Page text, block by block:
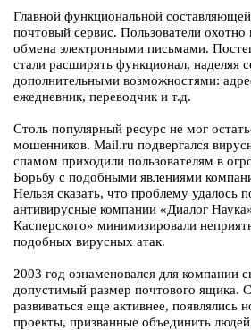
Главной функциональной составляющей
почтовый сервис. Пользователи охотно
обмена электронными письмами.
стали расширять функционал, наделяя
дополнительными возможностями:
ежедневник, переводчик и т.д.
Столь популярный ресурс не мог
мошенников. Mail.ru подвергался
спамом приходили пользователям в
Борьбу с подобными явлениями
Нельзя сказать, что проблему удалось
антивирусные компании «Диалог
Касперского» минимизировали
подобных вирусных атак.
2003 год ознаменовался для компании
допустимый размер почтового ящика.
развиваться еще активнее, появлялись
проекты, призванные объединить